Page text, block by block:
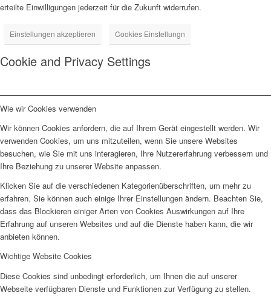
erteilte Einwilligungen jederzeit für die Zukunft widerrufen.
Einstellungen akzeptieren Cookies Einstellungn
Cookie and Privacy Settings
Wie wir Cookies verwenden
Wir können Cookies anfordern, die auf Ihrem Gerät eingestellt werden. Wir
verwenden Cookies, um uns mitzuteilen, wenn Sie unsere Websites
besuchen, wie Sie mit uns interagieren, Ihre Nutzererfahrung verbessern und
Ihre Beziehung zu unserer Website anpassen.
Klicken Sie auf die verschiedenen Kategorienüberschriften, um mehr zu
erfahren. Sie können auch einige Ihrer Einstellungen ändern. Beachten Sie,
dass das Blockieren einiger Arten von Cookies Auswirkungen auf Ihre
Erfahrung auf unseren Websites und auf die Dienste haben kann, die wir
anbieten können.
Wichtige Website Cookies
Diese Cookies sind unbedingt erforderlich, um Ihnen die auf unserer
Webseite verfügbaren Dienste und Funktionen zur Verfügung zu stellen.